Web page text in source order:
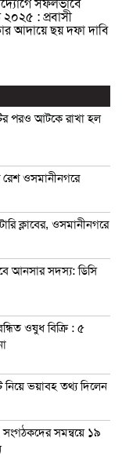
সফলভাবে
: প্রবাসী
আদায়ে ছয় দফা দাবি
পরও আটকে রাখা হল
রেশ ওসমানীনগরে
ক্লাবের, ওসমানীনগরে
আনসার সদস্য: ডিসি
ওষুধ বিক্রি : ৫
নিয়ে ভয়াবহ তথ্য দিলেন
সংগঠকদের সমন্বয়ে ১৯